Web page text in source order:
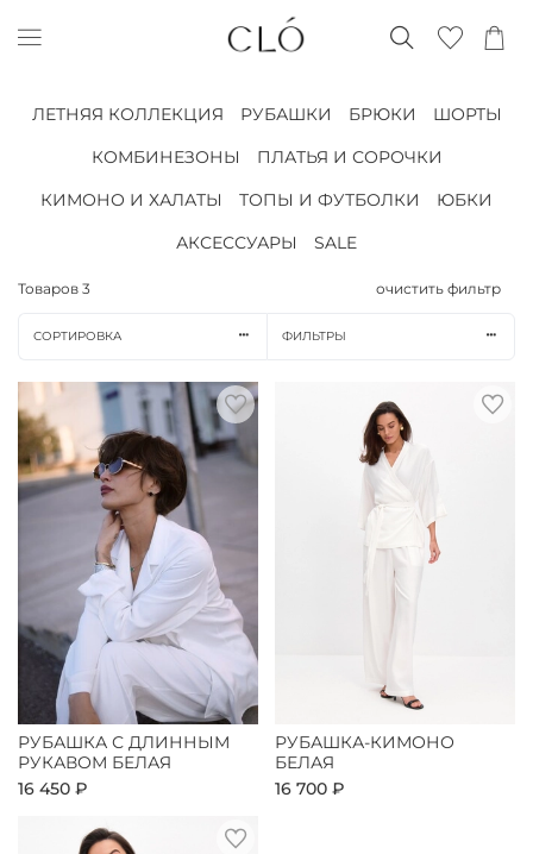
ЛЕТНЯЯ КОЛЛЕКЦИЯ РУБАШКИ БРЮКИ
ШОРТЫ
КОМБИНЕЗОНЫ
ПЛАТЬЯ И СОРОЧКИ
КИМОНО И ХАЛАТЫ
ТОПЫ И ФУТБОЛКИ
ЮБКИ
АКСЕССУАРЫ
SALE
Товаров 3 очистить фильтр
СОРТИРОВКА ФИЛЬТРЫ
РУБАШКА С ДЛИННЫМ
РУКАВОМ БЕЛАЯ
16 450 ₽
РУБАШКА-КИМОНО
БЕЛАЯ
16 700 ₽